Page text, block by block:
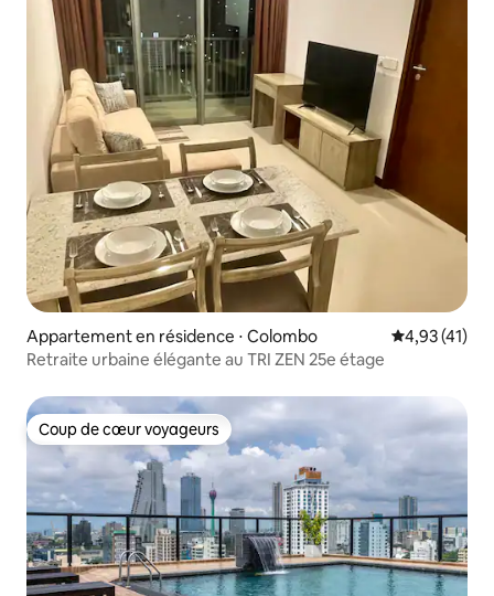
Appartement en résidence ⋅ Colombo Évaluation
4,93 (41)
Retraite urbaine élégante au TRI ZEN 25e étage
Coup de cœur voyageurs
Coup de cœur voyageurs